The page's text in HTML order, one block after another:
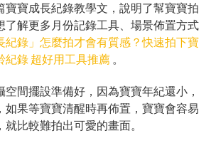
寶寶成長紀錄教學文，說明了幫寶寶拍
了解更多月份記錄工具、場景佈置方式
紀錄」怎麼拍才會有質感？快速拍下寶
紀錄 超好用工具推薦 。
間擺設準備好，因為寶寶年紀還小，
如果等寶寶清醒時再佈置，寶寶會容易
比較難拍出可愛的畫面。